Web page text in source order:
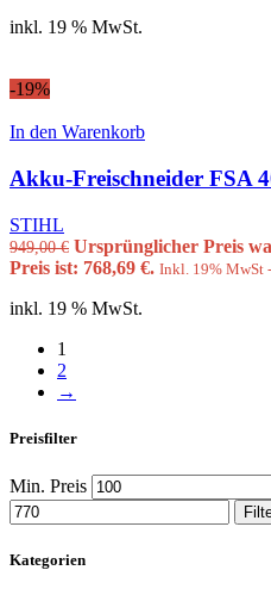
inkl. 19 % MwSt.
-19%
In den Warenkorb
Akku-Freischneider FSA
STIHL
949,00€ Ursprünglicher Preis
Preis ist: 768,69 €. Inkl. 19% MwSt
inkl. 19 % MwSt.
1
2
→
Preisfilter
Min. Preis
Kategorien